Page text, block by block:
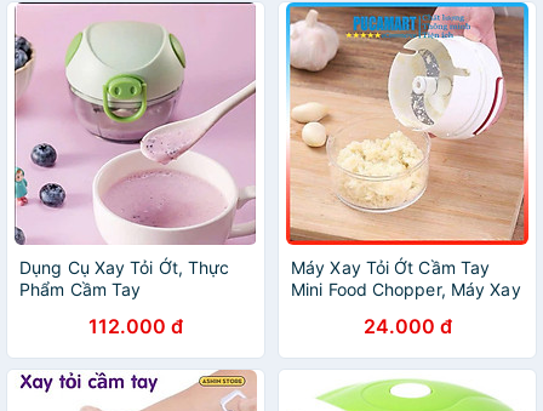
Dụng Cụ Xay Tỏi Ớt, Thực
Phẩm Cầm Tay
112.000 đ
Máy Xay Tỏi Ớt Cầm Tay
Mini Food Chopper, Máy Xay
24.000 đ